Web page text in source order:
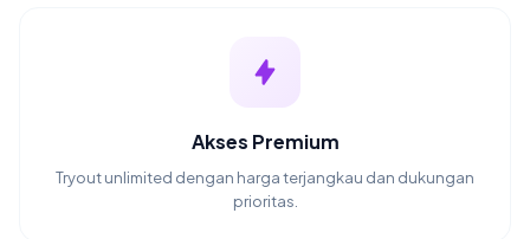
Akses Premium
Tryout unlimited dengan harga terjangkau dan dukungan
prioritas.